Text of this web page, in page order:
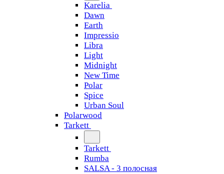
Karelia
Dawn
Earth
Impressio
Libra
Light
Midnight
New Time
Polar
Spice
Urban Soul
Polarwood
Tarkett
Tarkett
Rumba
SALSA - 3 полосная